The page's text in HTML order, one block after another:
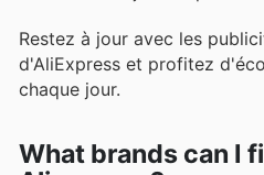
Restez à jour avec les
d'AliExpress et profitez
chaque jour.
What brands can I